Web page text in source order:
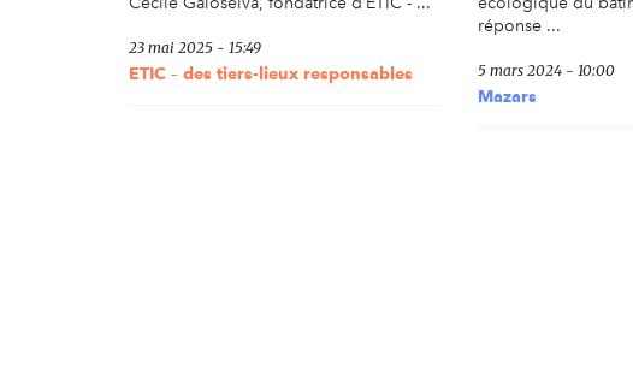
23 mai 2025 - 15:49
ETIC – des tiers-lieux responsables
réponse ...
5 mars 2024 - 10:00
Mazars